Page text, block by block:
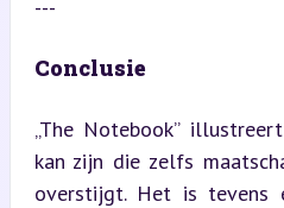
---
Conclusie
„The Notebook”
kan zijn die zelfs
overstijgt. Het is tevens